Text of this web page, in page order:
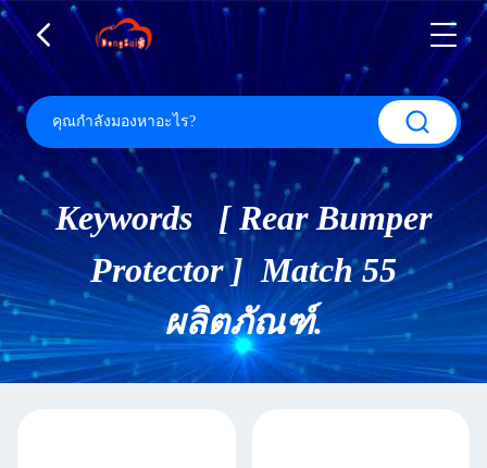
Keywords [ Rear Bumper
Protector ] Match 55
ผลิตภัณฑ์.